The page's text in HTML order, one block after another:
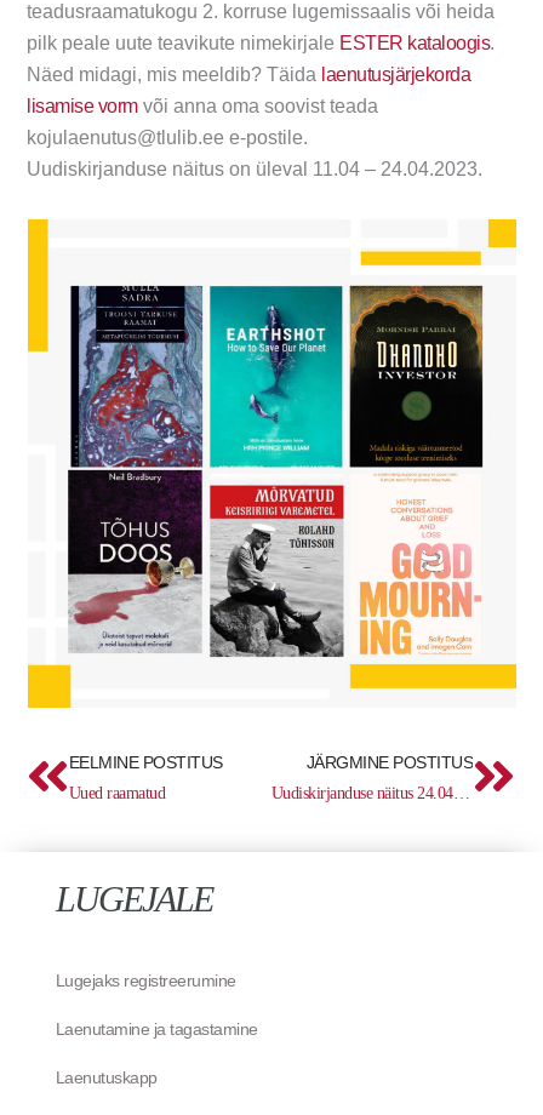
teadusraamatukogu 2. korruse lugemissaalis või heida
pilk peale uute teavikute nimekirjale ESTER kataloogis.
Näed midagi, mis meeldib? Täida laenutusjärjekorda
lisamise vormvõi anna oma soovist teada
kojulaenutus@tlulib.ee e-postile.
Uudiskirjanduse näitus on üleval 11.04 – 24.04.2023.
Prev
EELMINE POSTITUS
Uued raamatud
JÄRGMINE POSTITUS
Uudiskirjanduse näitus 24.04–08.05
LUGEJALE
Lugejaks registreerumine
Laenutamine ja tagastamine
Laenutuskapp